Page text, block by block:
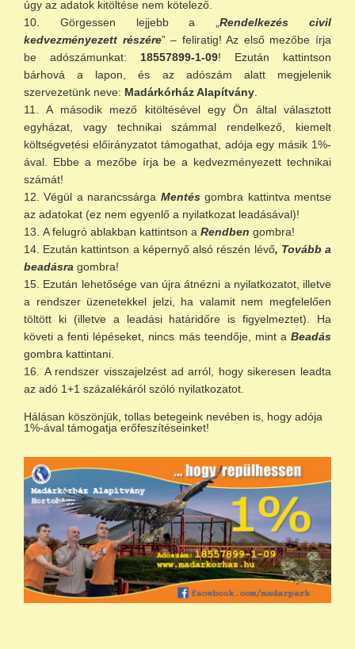
úgy az adatok kitöltése nem kötelező.
Görgessen lejjebb a „Rendelkezés civil
kedvezményezett részére” – feliratig! Az első mezőbe írja
be adószámunkat: 18557899-1-09! Ezután kattintson
bárhová a lapon, és az adószám alatt megjelenik
szervezetünk neve: Madárkórház Alapítvány.
A második mező kitöltésével egy Ön által választott
egyházat, vagy technikai számmal rendelkező, kiemelt
költségvetési előirányzatot támogathat, adója egy másik 1%-
ával. Ebbe a mezőbe írja be a kedvezményezett technikai
számát!
Végül a narancssárga Mentésgombra kattintva mentse
az adatokat (ez nem egyenlő a nyilatkozat leadásával)!
A felugró ablakban kattintson a Rendben gombra!
Ezután kattintson a képernyő alsó részén lévő, Tovább a
beadásra gombra!
Ezután lehetősége van újra átnézni a nyilatkozatot, illetve
a rendszer üzenetekkel jelzi, ha valamit nem megfelelően
töltött ki (illetve a leadási határidőre is figyelmeztet). Ha
követi a fenti lépéseket, nincs más teendője, mint a Beadás
gombra kattintani.
A rendszer visszajelzést ad arról, hogy sikeresen leadta
az adó 1+1 százalékáról szóló nyilatkozatot.
Hálásan köszönjük, tollas betegeink nevében is, hogy adója
1%-ával támogatja erőfeszítéseinket!